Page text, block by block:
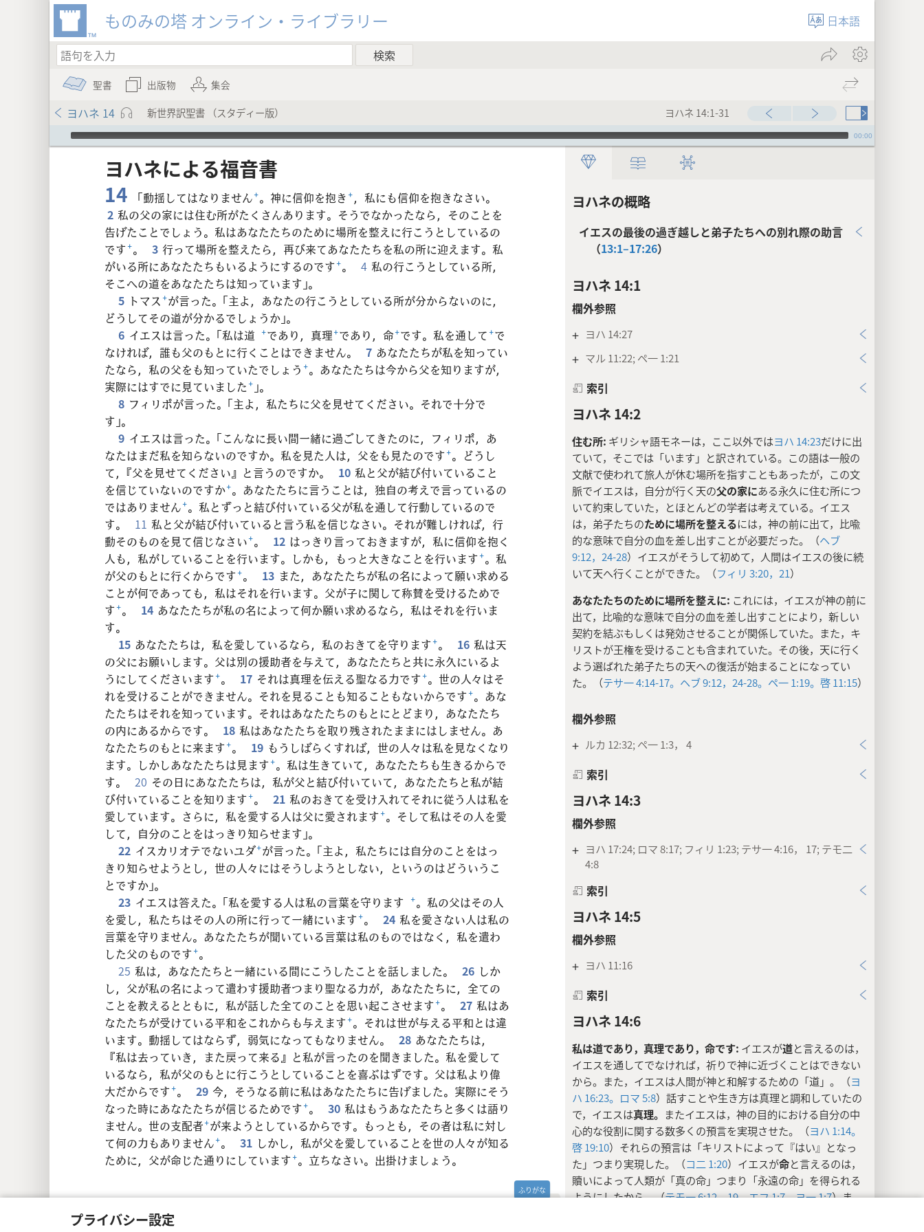
プライバシー設定
ものみの塔 オンライン・ライブラリー 日本語
聖書 出版物 集会
ヨハネ 14 新世界訳聖書 （スタディー版） ヨハネ 14:1-31
Audio Player 00:00
ヨハネの概略
イエスの最後の過ぎ越しと弟子たちへの別れ際の助言
（13:1–17:26）
ヨハネ 14:1
欄外参照
+ ヨハ 14:27
+ マル 11:22; ペ一 1:21
索引
ヨハネ 14:2
住む所: ギリシャ語モネーは，ここ以外ではヨハ 14:23だけに出
ていて，そこでは「います」と訳されている。この語は一般の
文献で使われて旅人が休む場所を指すこともあったが，この文
脈でイエスは，自分が行く天の父の家にある永久に住む所につ
いて約束していた，とほとんどの学者は考えている。イエス
は，弟子たちのために場所を整えるには，神の前に出て，比喩
的な意味で自分の血を差し出すことが必要だった。（ヘブ
9:12， 24-28）イエスがそうして初めて，人間はイエスの後に続
いて天へ行くことができた。（フィリ 3:20，21）
あなたたちのために場所を整えに: これには，イエスが神の前に
出て，比喩的な意味で自分の血を差し出すことにより，新しい
契約を結ぶもしくは発効させることが関係していた。また，キ
リストが王権を受けることも含まれていた。その後，天に行く
よう選ばれた弟子たちの天への復活が始まることになってい
た。（テサ一 4:14-17。 ヘブ 9:12， 24-28。 ペ一 1:19。 啓 11:15）
欄外参照
+ ルカ 12:32; ペ一 1:3， 4
索引
ヨハネ 14:3
欄外参照
+ ヨハ 17:24; ロマ 8:17; フィリ 1:23; テサ一 4:16， 17; テモ二
4:8
索引
ヨハネ 14:5
欄外参照
+ ヨハ 11:16
索引
ヨハネ 14:6
私は道であり，真理であり，命です: イエスが道と言えるのは，
イエスを通してでなければ，祈りで神に近づくことはできない
から。また，イエスは人間が神と和解するための「道」。（ヨ
ハ 16:23。 ロマ 5:8）話すことや生き方は真理と調和していたの
で，イエスは真理。 またイエスは，神の目的における自分の中
心的な役割に関する数多くの預言を実現させた。（ヨハ 1:14。
啓 19:10）それらの預言は「キリストによって『はい』となっ
た」つまり実現した。（コ二 1:20）イエスが命と言えるのは，
贖いによって人類が「真の命」つまり「永遠の命」を得られる
ようにしたから。（テモ一 6:12，19。エフ 1:7。ヨ一 1:7）ま
ヨハネ​に​よる​福音​書
14
「動揺してはなりません+。神に信仰を抱き+，私にも信仰を抱きなさい。
2 私の父の家には住む所がたくさんあります。そうでなかったなら，そのことを
告げたことでしょう。私はあなたたちのために場所を整えに行こうとしているの
です+。 3 行って場所を整えたら，再び来てあなたたちを私の所に迎えます。私
がいる所にあなたたちもいるようにするのです+。 4 私の行こうとしている所，
そこへの道をあなたたちは知っています」。
5 トマス+が言った。「主よ，あなたの行こうとしている所が分からないのに，
どうしてその道が分かるでしょうか」。
6 イエスは言った。「私は道 +であり，真理+であり，命+です。私を通して+で
なければ，誰も父のもとに行くことはできません。
7 あなたたちが私を知ってい
たなら，私の父をも知っていたでしょう +。あなたたちは今から父を知りますが，
実際にはすでに見ていました+ 」。
8 フィリポが言った。「主よ，私たちに父を見せてください。それで十分で
す」。
9 イエスは言った。「こんなに長い間一緒に過ごしてきたのに，フィリポ，あ
なたはまだ私を知らないのですか。私を見た人は，父をも見たのです+。どうし
て，『父を見せてください』と言うのですか。
10 私と父が結び付いていること
を信じていないのですか+。あなたたちに言うことは，独自の考えで言っているの
ではありません+。私とずっと結び付いている父が私を通して行動しているので
す。
11 私と父が結び付いていると言う私を信じなさい。それが難しければ，行
動そのものを見て信じなさい+。 12 はっきり言っておきますが，私に信仰を抱く
人も，私がしていることを行います。しかも，もっと大きなことを行います+。私
が父のもとに行くからです+。 13 また，あなたたちが私の名によって願い求める
ことが何であっても，私はそれを行います。父が子に関して称賛を受けるためで
す+。 14 あなたたちが私の名によって何か願い求めるなら，私はそれを行いま
す。
15 あなたたちは，私を愛しているなら，私のおきてを守ります+。 16 私は天
の父にお願いします。父は別の援助者を与えて，あなたたちと共に永久にいるよ
うにしてくださいます+。 17 それは真理を伝える聖なる力です+。世の人々はそ
れを受けることができません。それを見ることも知ることもないからです+。あな
たたちはそれを知っています。それはあなたたちのもとにとどまり，あなたたち
の内にあるからです。
18 私はあなたたちを取り残されたままにはしません。あ
なたたちのもとに来ます+。 19 もうしばらくすれば，世の人々は私を見なくなり
ます。しかしあなたたちは見ます+。私は生きていて，あなたたちも生きるからで
す。
20 その日にあなたたちは，私が父と結び付いていて，あなたたちと私が結
び付いていることを知ります+。 21 私のおきてを受け入れてそれに従う人は私を
愛しています。さらに，私を愛する人は父に愛されます+。そして私はその人を愛
して，自分のことをはっきり知らせます」。
22 イスカリオテでないユダ+が言った。「主よ，私たちには自分のことをはっ
きり知らせようとし，世の人々にはそうしようとしない，というのはどういうこ
とですか」。
23 イエスは答えた。「私を愛する人は私の言葉を守ります +。私の父はその人
を愛し，私たちはその人の所に行って一緒にいます+。 24 私を愛さない人は私の
言葉を守りません。あなたたちが聞いている言葉は私のものではなく，私を遣わ
した父のものです+。
25 私は，あなたたちと一緒にいる間にこうしたことを話しました。 26 しか
し，父が私の名によって遣わす援助者つまり聖なる力が，あなたたちに，全ての
ことを教えるとともに，私が話した全てのことを思い起こさせます+。 27 私はあ
なたたちが受けている平和をこれからも与えます+。それは世が与える平和とは違
います。動揺してはならず，弱気になってもなりません。
28 あなたたちは，
『私は去っていき，また戻って来る』と私が言ったのを聞きました。私を愛して
いるなら，私が父のもとに行こうとしていることを喜ぶはずです。父は私より偉
大だからです+。 29 今，そうなる前に私はあなたたちに告げました。実際にそう
なった時にあなたたちが信じるためです+。 30 私はもうあなたたちと多くは語り
ません。世の支配者+が来ようとしているからです。もっとも，その者は私に対し
て何の力もありません+。 31 しかし，私が父を愛していることを世の人々が知る
ために，父が命じた通りにしています+。立ちなさい。出掛けましょう。